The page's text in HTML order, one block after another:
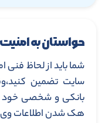
حواستان به
شما باید از لحاظ فنی
سایت تضمین
بانکی و شخصی خود
هک شدن اطلاعات وی